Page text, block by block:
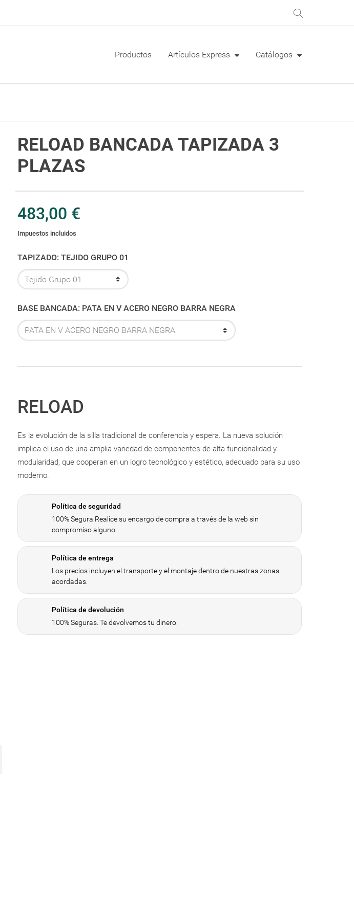
Productos Artículos Express Catálogos
RELOAD BANCADA TAPIZADA 3
PLAZAS
483,00 €
Impuestos incluidos
TAPIZADO: TEJIDO GRUPO 01
BASE BANCADA: PATA EN V ACERO NEGRO BARRA NEGRA
RELOAD
Es la evolución de la silla tradicional de conferencia y espera. La nueva solución
implica el uso de una amplia variedad de componentes de alta funcionalidad y
modularidad, que cooperan en un logro tecnológico y estético, adecuado para su uso
moderno.
Política de seguridad
100% Segura Realice su encargo de compra a través de la web sin
compromiso alguno.
Política de entrega
Los precios incluyen el transporte y el montaje dentro de nuestras zonas
acordadas.
Política de devolución
100% Seguras. Te devolvemos tu dinero.